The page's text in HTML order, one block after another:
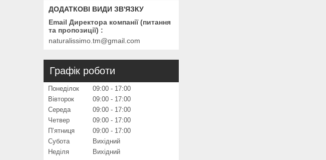
Email Директора компанії (питання
та пропозиції)
naturalissimo.tm@gmail.com
Графік роботи
Понеділок 09:00
17:00
Вівторок
09:00
17:00
Середа
09:00
17:00
Четвер
09:00
17:00
Пʼятниця
09:00
17:00
Субота
Вихідний
Неділя
Вихідний